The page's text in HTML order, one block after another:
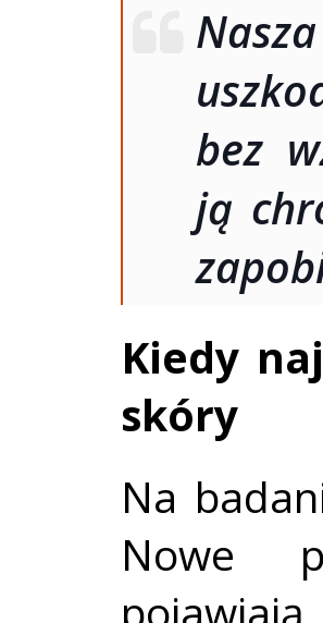
bez
ją
Kiedy
skóry
Na
Nowe